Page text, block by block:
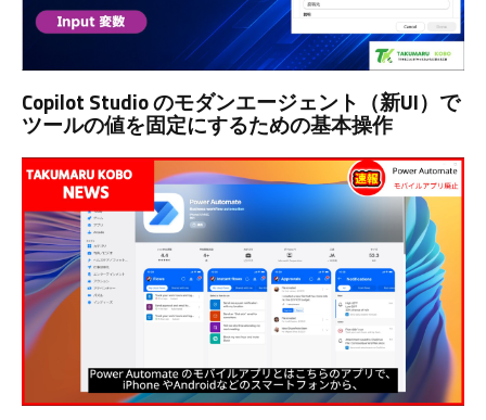
Copilot Studio のモダンエージェント（新UI）で
ツールの値を固定にするための基本操作